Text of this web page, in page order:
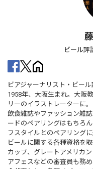
ビール評
ビアジャーナリスト・ビー
1958年、大阪生まれ。大阪
リーのイラストレーターに。
飲食雑誌やファッション雑
ードのペアリングはもちろ
フスタイルとのペアリングに
ビールに関する各種資格を
カップ、グレートアメリカ
アフェスなどの審査員も務